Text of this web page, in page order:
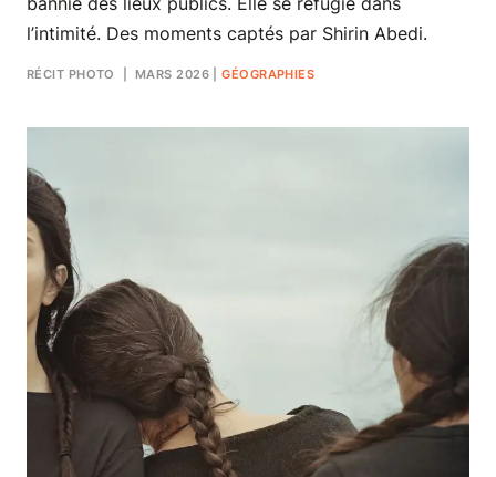
l’intimité. Des moments captés par Shirin Abedi.
RÉCIT PHOTO | MARS 2026 |GÉOGRAPHIES